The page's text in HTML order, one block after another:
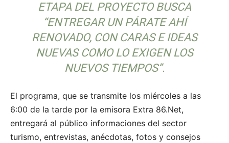
ETAPA DEL PROYECTO BUSCA
“ENTREGAR UN PÁRATE AHÍ
RENOVADO, CON CARAS E IDEAS
NUEVAS COMO LO EXIGEN LOS
NUEVOS TIEMPOS”.
El programa, que se transmite los miércoles a las
6:00 de la tarde por la emisora Extra 86.Net,
entregará al público informaciones del sector
turismo, entrevistas, anécdotas, fotos y consejos